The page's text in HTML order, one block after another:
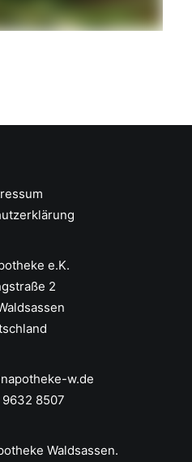
Waldsassen.
e.K.
2
w.de
8507